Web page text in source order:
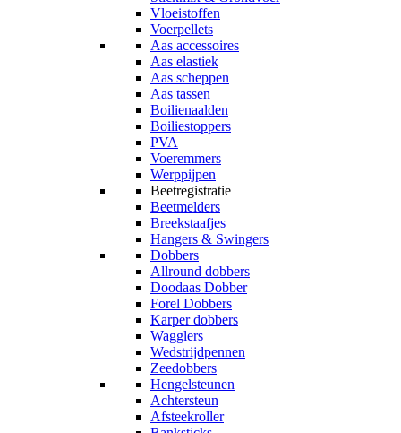
Vloeistoffen
Voerpellets
Aas accessoires
Aas elastiek
Aas scheppen
Aas tassen
Boilienaalden
Boiliestoppers
PVA
Voeremmers
Werppijpen
Beetregistratie
Beetmelders
Breekstaafjes
Hangers & Swingers
Dobbers
Allround dobbers
Doodaas Dobber
Forel Dobbers
Karper dobbers
Wagglers
Wedstrijdpennen
Zeedobbers
Hengelsteunen
Achtersteun
Afsteekroller